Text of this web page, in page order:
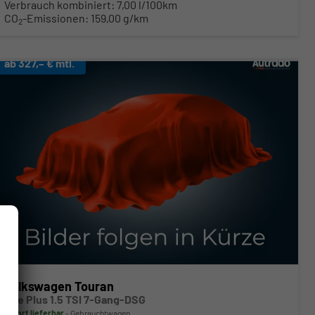
Verbrauch kombiniert: 7,00 l/100km
CO2-Emissionen: 159,00 g/km
ab 327,– € mtl.
Volkswagen Touran
Life Plus 1.5 TSI 7-Gang-DSG